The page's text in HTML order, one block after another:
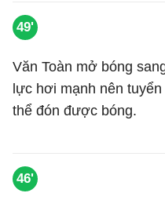
49'
Văn Toàn mở bóng
lực hơi mạnh nên
thể đón được bóng.
46'